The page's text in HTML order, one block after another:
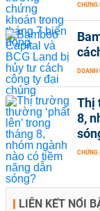
CHỨNG
DOANH
Thị
8,
CHỨNG
LIÊN KẾT NỔI